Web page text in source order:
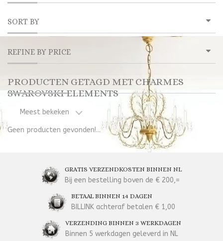
SORT BY
REFINE BY PRICE
PRODUCTEN GETAGD MET CHARMES
SWAROVSKI ELEMENTS
Meest bekeken
Geen producten gevonden!...
GRATIS VERZENDKOSTEN BINNEN NL
Bij een bestelling boven de € 200,=
BETAAL BINNEN 14 DAGEN
BILLINK achteraf betalen € 1,00
VERZENDING BINNEN 3 WERKDAGEN
Binnen 5 werkdagen geleverd in NL